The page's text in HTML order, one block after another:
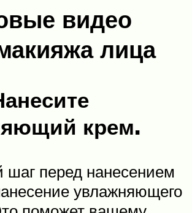
видео
лица
крем.
шаг перед нанесением
увлажняющего